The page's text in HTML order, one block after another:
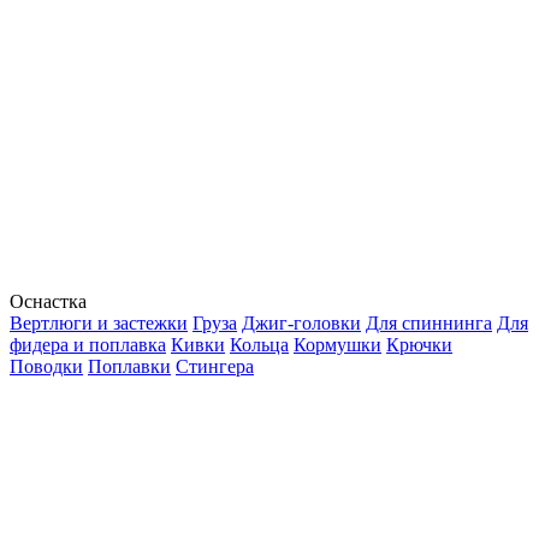
Оснастка
Вертлюги и застежки Груза Джиг-головки Для спиннинга Для
фидера и поплавка Кивки Кольца Кормушки Крючки
Поводки Поплавки Стингера